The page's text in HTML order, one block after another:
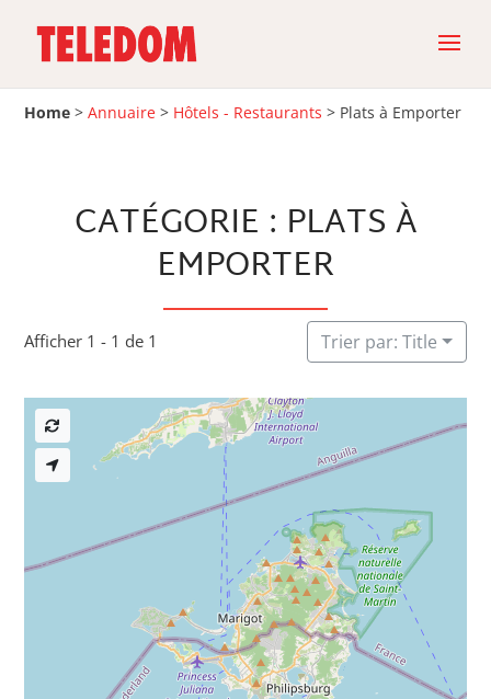
Home >Annuaire > Hôtels - Restaurants > Plats à Emporter
CATÉGORIE : PLATS À
EMPORTER
Afficher 1 - 1 de 1 Trier par: Title